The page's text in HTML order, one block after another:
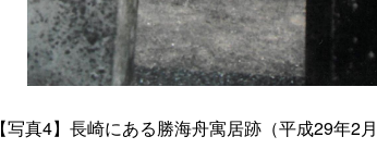
【写真4】 長崎にある勝海舟寓居跡（平成29年2月